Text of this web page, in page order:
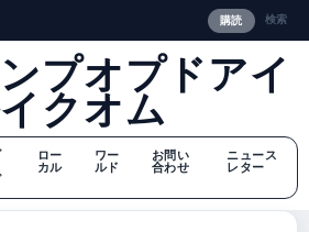
購読 検索
プオプドアイ
クオム
ロー
カル
ワー
ルド
お問い
合わせ
ニュース
レター